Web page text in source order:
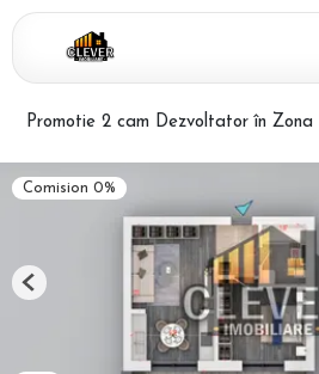
Promotie 2 cam Dezvoltator în Zona
Comision 0%
Previous